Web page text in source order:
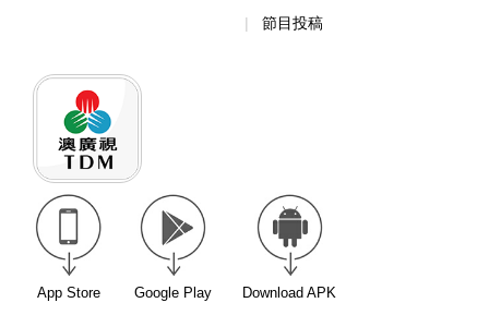
節目投稿
App Store Google Play Download APK